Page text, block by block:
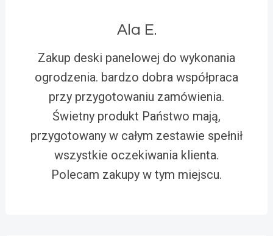
Ala E.
Zakup deski panelowej do wykonania
ogrodzenia. bardzo dobra współpraca
przy przygotowaniu zamówienia.
Świetny produkt Państwo mają,
przygotowany w całym zestawie spełnił
wszystkie oczekiwania klienta.
Polecam zakupy w tym miejscu.